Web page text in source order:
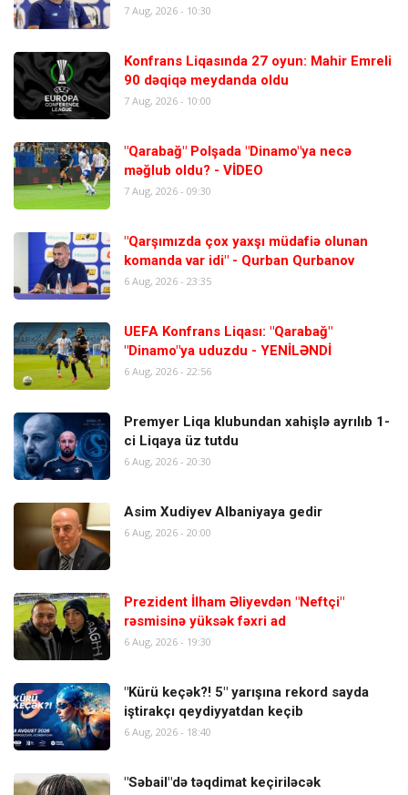
7 Aug, 2026 - 10:30
Konfrans Liqasında 27 oyun: Mahir Emreli
90 dəqiqə meydanda oldu
7 Aug, 2026 - 10:00
"Qarabağ" Polşada "Dinamo"ya necə
məğlub oldu? - VİDEO
7 Aug, 2026 - 09:30
"Qarşımızda çox yaxşı müdafiə olunan
komanda var idi" - Qurban Qurbanov
6 Aug, 2026 - 23:35
UEFA Konfrans Liqası: "Qarabağ"
"Dinamo"ya uduzdu - YENİLƏNDİ
6 Aug, 2026 - 22:56
Premyer Liqa klubundan xahişlə ayrılıb 1-
ci Liqaya üz tutdu
6 Aug, 2026 - 20:30
Asim Xudiyev Albaniyaya gedir
6 Aug, 2026 - 20:00
Prezident İlham Əliyevdən "Neftçi"
rəsmisinə yüksək fəxri ad
6 Aug, 2026 - 19:30
"Kürü keçək?! 5" yarışına rekord sayda
iştirakçı qeydiyyatdan keçib
6 Aug, 2026 - 18:40
"Səbail"də təqdimat keçiriləcək